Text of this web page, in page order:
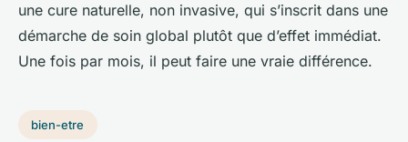
une cure naturelle, non invasive, qui s’inscrit dans une
démarche de soin global plutôt que d’effet immédiat.
Une fois par mois, il peut faire une vraie différence.
bien-etre